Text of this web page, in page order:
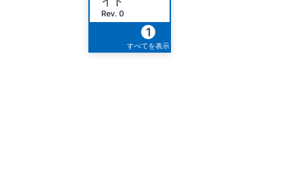
Rev. 0
1
すべてを表示